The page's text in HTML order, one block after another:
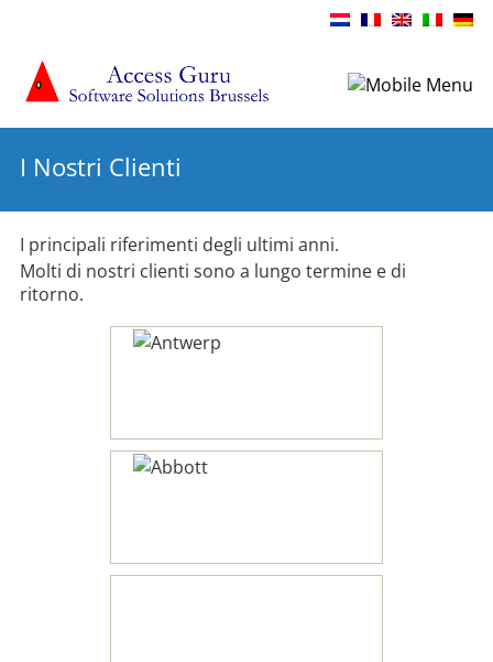
I Nostri Clienti
I principali riferimenti degli ultimi anni.
Molti di nostri clienti sono a lungo termine e di
ritorno.